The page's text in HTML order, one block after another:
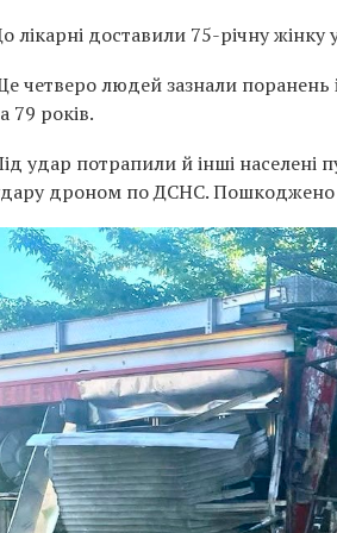
лікарні доставили 75-річну
четверо людей зазнали поранень
79 років.
удар потрапили й інші населені
дроном по ДСНС. Пошкоджено